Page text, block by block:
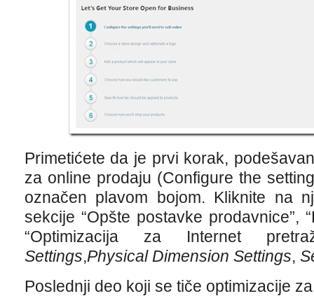
Primetićete da je prvi korak,
za online prodaju (Configure the
označen plavom bojom. Kliknite na
sekcije “Opšte postavke prodavnice”,
“Optimizacija za Internet
Settings,Physical Dimension Settings,
Poslednji deo koji se tiče optimizacije